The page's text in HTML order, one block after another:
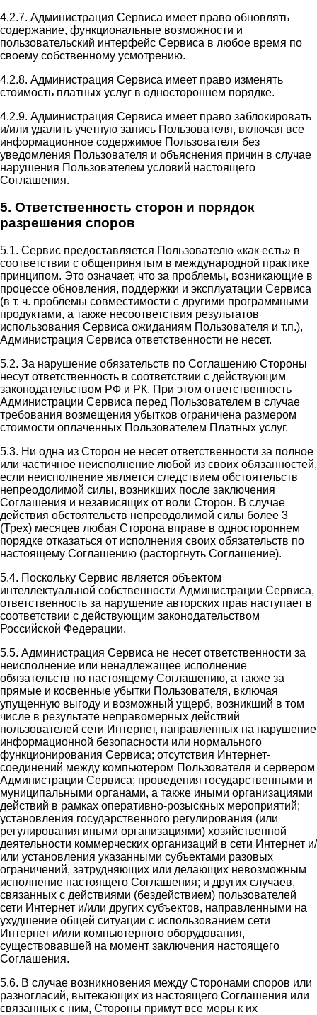
4.2.7. Администрация Сервиса имеет право обновлять
содержание, функциональные возможности и
пользовательский интерфейс Сервиса в любое время по
своему собственному усмотрению.
4.2.8. Администрация Сервиса имеет право изменять
стоимость платных услуг в одностороннем порядке.
4.2.9. Администрация Сервиса имеет право заблокировать
и/или удалить учетную запись Пользователя, включая все
информационное содержимое Пользователя без
уведомления Пользователя и объяснения причин в случае
нарушения Пользователем условий настоящего
Соглашения.
5. Ответственность сторон и порядок
разрешения споров
5.1. Сервис предоставляется Пользователю «как есть» в
соответствии с общепринятым в международной практике
принципом. Это означает, что за проблемы, возникающие в
процессе обновления, поддержки и эксплуатации Сервиса
(в т. ч. проблемы совместимости с другими программными
продуктами, а также несоответствия результатов
использования Сервиса ожиданиям Пользователя и т.п.),
Администрация Сервиса ответственности не несет.
5.2. За нарушение обязательств по Соглашению Стороны
несут ответственность в соответствии с действующим
законодательством РФ и РК. При этом ответственность
Администрации Сервиса перед Пользователем в случае
требования возмещения убытков ограничена размером
стоимости оплаченных Пользователем Платных услуг.
5.3. Ни одна из Сторон не несет ответственности за полное
или частичное неисполнение любой из своих обязанностей,
если неисполнение является следствием обстоятельств
непреодолимой силы, возникших после заключения
Соглашения и независящих от воли Сторон. В случае
действия обстоятельств непреодолимой силы более 3
(Трех) месяцев любая Сторона вправе в одностороннем
порядке отказаться от исполнения своих обязательств по
настоящему Соглашению (расторгнуть Соглашение).
5.4. Поскольку Сервис является объектом
интеллектуальной собственности Администрации Сервиса,
ответственность за нарушение авторских прав наступает в
соответствии с действующим законодательством
Российской Федерации.
5.5. Администрация Сервиса не несет ответственности за
неисполнение или ненадлежащее исполнение
обязательств по настоящему Соглашению, а также за
прямые и косвенные убытки Пользователя, включая
упущенную выгоду и возможный ущерб, возникший в том
числе в результате неправомерных действий
пользователей сети Интернет, направленных на нарушение
информационной безопасности или нормального
функционирования Сервиса; отсутствия Интернет-
соединений между компьютером Пользователя и сервером
Администрации Сервиса; проведения государственными и
муниципальными органами, а также иными организациями
действий в рамках оперативно-розыскных мероприятий;
установления государственного регулирования (или
регулирования иными организациями) хозяйственной
деятельности коммерческих организаций в сети Интернет и/
или установления указанными субъектами разовых
ограничений, затрудняющих или делающих невозможным
исполнение настоящего Соглашения; и других случаев,
связанных с действиями (бездействием) пользователей
сети Интернет и/или других субъектов, направленными на
ухудшение общей ситуации с использованием сети
Интернет и/или компьютерного оборудования,
существовавшей на момент заключения настоящего
Соглашения.
5.6. В случае возникновения между Сторонами споров или
разногласий, вытекающих из настоящего Соглашения или
связанных с ним, Стороны примут все меры к их